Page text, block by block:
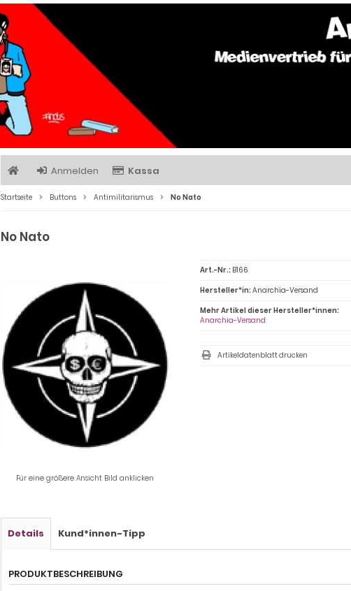
Anmelden Kassa
Startseite Buttons Antimilitarismus No Nato
No Nato
Für eine größere Ansicht Bild anklicken
Art.-Nr.: B166
Hersteller*in:Anarchia-Versand
Mehr Artikel dieser Hersteller*innen:
Anarchia-Versand
Artikeldatenblatt drucken
Details Kund*innen-Tipp
PRODUKTBESCHREIBUNG